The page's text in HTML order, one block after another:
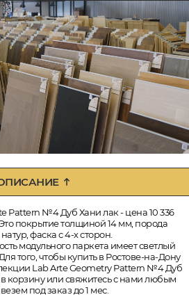
Pattern №4 Дуб Хани лак - цена 10 336
покрытие толщиной 14 мм, порода
фаска с 4-х сторон.
модульного паркета имеет светлый
того, чтобы купить в Ростове-на-Дону
Lab Arte Geometry Pattern №4 Дуб
корзину или свяжитесь с нами любым
под заказ до 1 мес.